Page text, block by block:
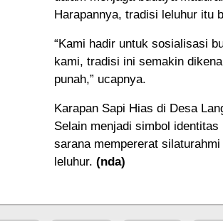
Harapannya, tradisi leluhur itu
“Kami hadir untuk sosialisasi
kami, tradisi ini semakin
punah,” ucapnya.
Karapan Sapi Hias di Desa
Selain menjadi simbol
sarana mempererat
leluhur. (nda)